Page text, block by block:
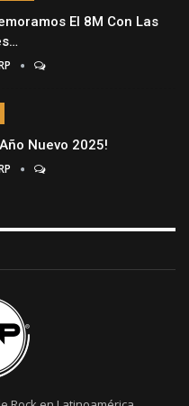
El 8M Con Las
Nuevo 2025!